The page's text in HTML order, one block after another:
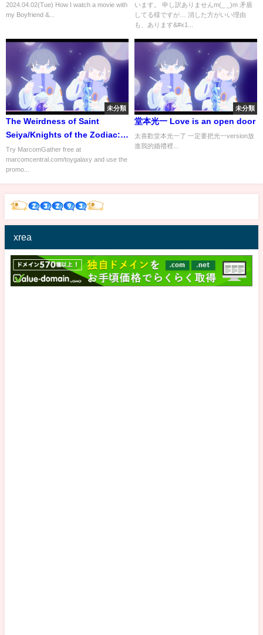
2024.04.02(Tue) How I watch a movie with
my Boyfriend &...
います。 申し訳ありませんm(_ _)m 矛盾
してる様ですが… 消した方がいい理由
も、あります&#x1...
未分類
The Weirdness of Saint
Seiya/Knights of the Zodiac: A
Failure in the US, Huge
Everywhere Else
Try MarcomGather free at
marcomcentral.com/toygalaxy and use the
promo...
未分類
堂本光一 Love is an open door
太喜歡堂本光一了 一定要把光一version放
進我的婚禮裡...
xrea